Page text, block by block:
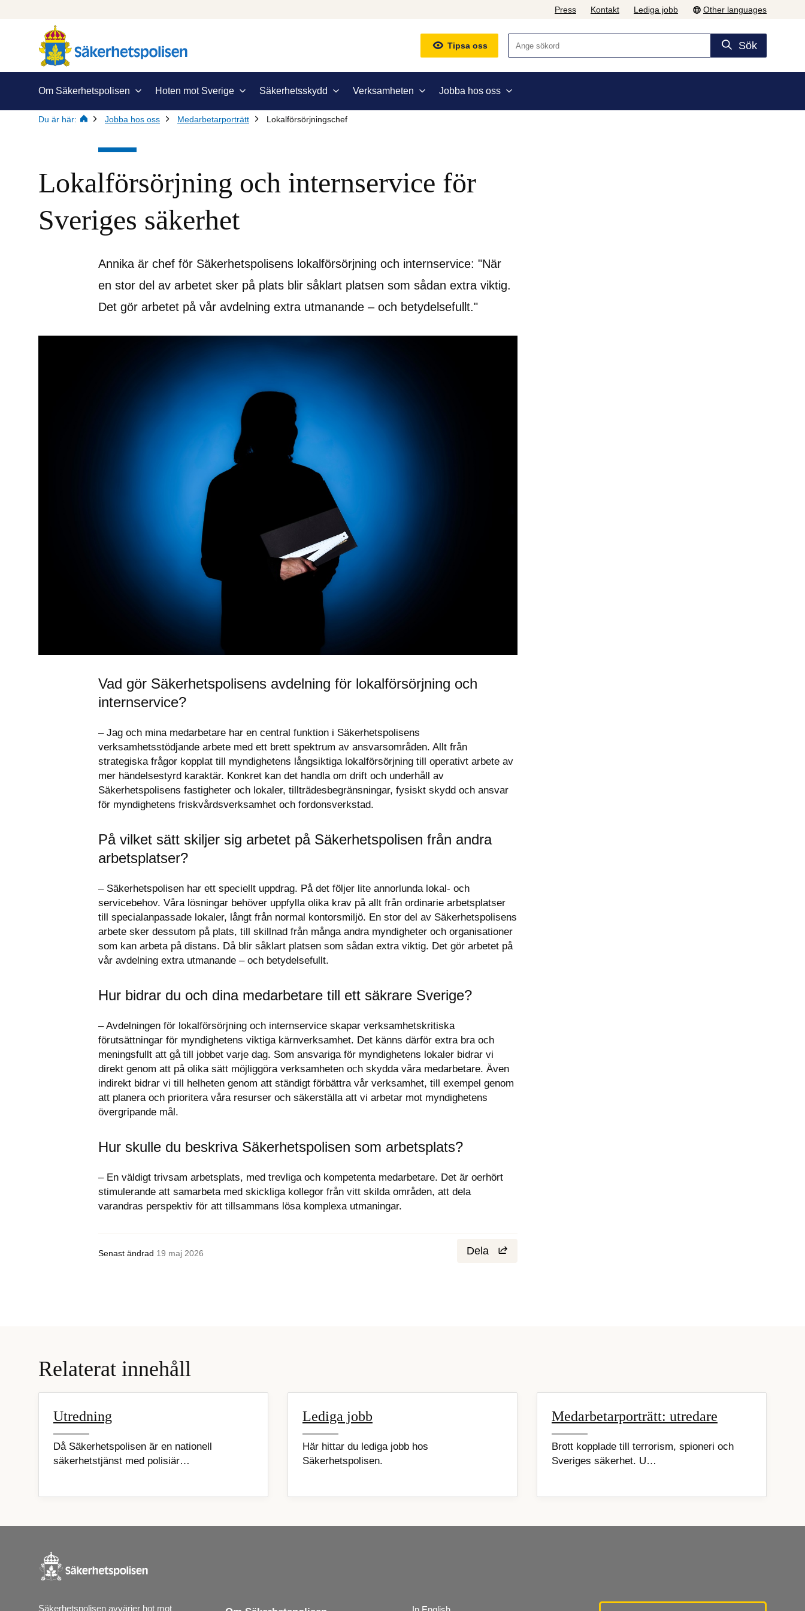
Press Kontakt Lediga jobb Other languages
Tipsa oss Sök
Om Säkerhetspolisen Hoten mot Sverige Säkerhetsskydd Verksamheten Jobba hos oss
Du är här: Jobba hos oss Medarbetarporträtt Lokalförsörjningschef
Lokalförsörjning och internservice för
Sveriges säkerhet
Annika är chef för Säkerhetspolisens lokalförsörjning och internservice: "När
en stor del av arbetet sker på plats blir såklart platsen som sådan extra viktig.
Det gör arbetet på vår avdelning extra utmanande – och betydelsefullt."
Vad gör Säkerhetspolisens avdelning för lokalförsörjning och
internservice?
– Jag och mina medarbetare har en central funktion i Säkerhetspolisens
verksamhetsstödjande arbete med ett brett spektrum av ansvarsområden. Allt från
strategiska frågor kopplat till myndighetens långsiktiga lokalförsörjning till operativt arbete av
mer händelsestyrd karaktär. Konkret kan det handla om drift och underhåll av
Säkerhetspolisens fastigheter och lokaler, tillträdesbegränsningar, fysiskt skydd och ansvar
för myndighetens friskvårdsverksamhet och fordonsverkstad.
På vilket sätt skiljer sig arbetet på Säkerhetspolisen från andra
arbetsplatser?
– Säkerhetspolisen har ett speciellt uppdrag. På det följer lite annorlunda lokal- och
servicebehov. Våra lösningar behöver uppfylla olika krav på allt från ordinarie arbetsplatser
till specialanpassade lokaler, långt från normal kontorsmiljö. En stor del av Säkerhetspolisens
arbete sker dessutom på plats, till skillnad från många andra myndigheter och organisationer
som kan arbeta på distans. Då blir såklart platsen som sådan extra viktig. Det gör arbetet på
vår avdelning extra utmanande – och betydelsefullt.
Hur bidrar du och dina medarbetare till ett säkrare Sverige?
– Avdelningen för lokalförsörjning och internservice skapar verksamhetskritiska
förutsättningar för myndighetens viktiga kärnverksamhet. Det känns därför extra bra och
meningsfullt att gå till jobbet varje dag. Som ansvariga för myndighetens lokaler bidrar vi
direkt genom att på olika sätt möjliggöra verksamheten och skydda våra medarbetare. Även
indirekt bidrar vi till helheten genom att ständigt förbättra vår verksamhet, till exempel genom
att planera och prioritera våra resurser och säkerställa att vi arbetar mot myndighetens
övergripande mål.
Hur skulle du beskriva Säkerhetspolisen som arbetsplats?
– En väldigt trivsam arbetsplats, med trevliga och kompetenta medarbetare. Det är oerhört
stimulerande att samarbeta med skickliga kollegor från vitt skilda områden, att dela
varandras perspektiv för att tillsammans lösa komplexa utmaningar.
Senast ändrad 19 maj 2026 Dela
Relaterat innehåll
Utredning
Då Säkerhetspolisen är en nationell
säkerhetstjänst med polisiär…
Lediga jobb
Här hittar du lediga jobb hos
Säkerhetspolisen.
Medarbetarporträtt: utredare
Brott kopplade till terrorism, spioneri och
Sveriges säkerhet. U…
Säkerhetspolisen avvärjer hot mot